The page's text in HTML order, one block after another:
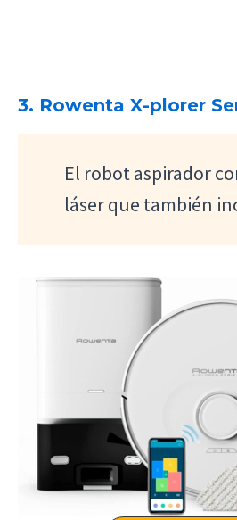
3. Rowenta X-plorer
El robot aspirador
láser que también